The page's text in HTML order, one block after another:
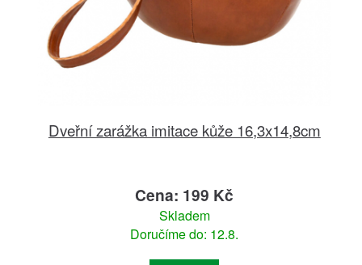
Dveřní zarážka imitace kůže 16,3x14,8cm
Cena: 199 Kč
Skladem
Doručíme do: 12.8.